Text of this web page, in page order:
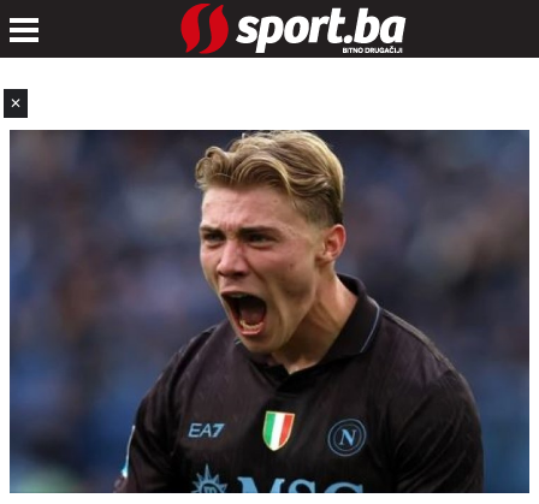
✕